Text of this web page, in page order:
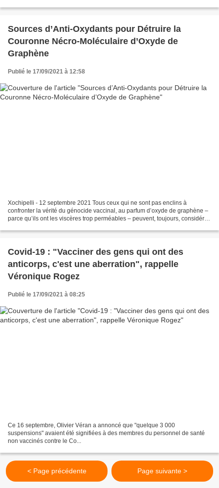
Sources d’Anti-Oxydants pour Détruire la
Couronne Nécro-Moléculaire d’Oxyde de
Graphène
Publié le 17/09/2021 à 12:58
Xochipelli - 12 septembre 2021 Tous ceux qui ne sont pas enclins à
confronter la vérité du génocide vaccinal, au parfum d’oxyde de graphène –
parce qu’ils ont les viscères trop perméables – peuvent, toujours, considérer
Covid-19 : "Vacciner des gens qui ont des
anticorps, c'est une aberration", rappelle
Véronique Rogez
Publié le 17/09/2021 à 08:25
Ce 16 septembre, Olivier Véran a annoncé que "quelque 3 000
suspensions" avaient été signifiées à des membres du personnel de santé
non vaccinés contre le Co...
< Page précédente Page suivante >